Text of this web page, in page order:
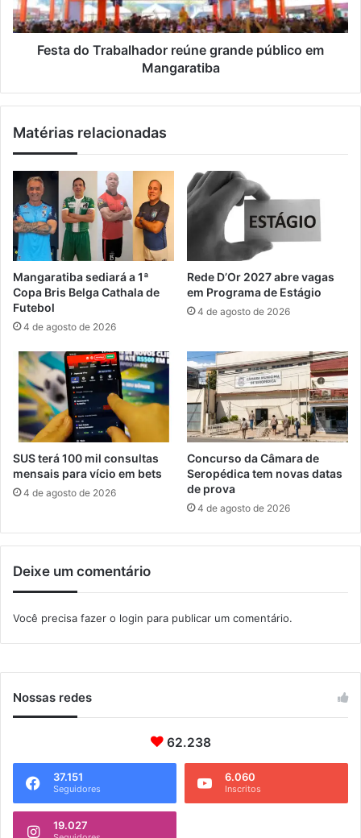
m
e
f
i
d
o
e
á
b
o
T
r
a
d
r
e
ú
n
g
r
a
d
p
ú
b
i
c
o
n
g
r
a
i
b
Festa do Trabalhador reúne grande público em
Mangaratiba
Matérias relacionadas
Mangaratiba sediará a 1ª
Copa Bris Belga Cathala de
Futebol
4 de agosto de 2026
Rede D’Or 2027 abre vagas
em Programa de Estágio
4 de agosto de 2026
SUS terá 100 mil consultas
mensais para vício em bets
4 de agosto de 2026
Concurso da Câmara de
Seropédica tem novas datas
de prova
4 de agosto de 2026
Deixe um comentário
Você precisa fazer o login para publicar um comentário.
Nossas redes
62.238
37.151
Seguidores
6.060
Inscritos
19.027